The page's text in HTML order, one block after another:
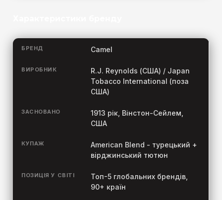
БРЕНД Camel
ВИРОБНИК
R.J. Reynolds (США) / Japan
Tobacco International (поза
США)
ЗАСНОВАНО
1913 рік, Вінстон-Сейлем,
США
КУПАЖ
American Blend - турецький +
вірджинський тютюн
ПОЗИЦІЯ У СВІТІ
Топ-5 глобальних брендів,
90+ країн